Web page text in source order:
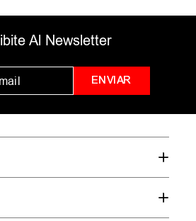
Al Newsletter
ENVIAR